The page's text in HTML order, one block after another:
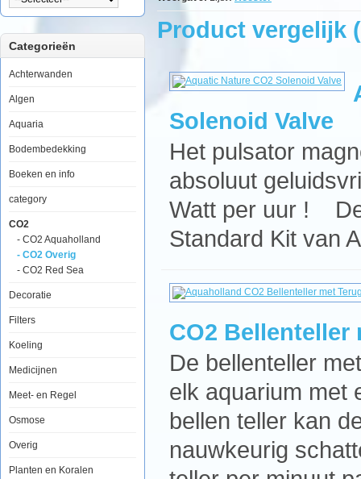
Categorieën
Achterwanden
Algen
Aquaria
Bodembedekking
Boeken en info
category
CO2
- CO2 Aquaholland
- CO2 Overig
- CO2 Red Sea
Decoratie
Filters
Koeling
Medicijnen
Meet- en Regel
Osmose
Overig
Planten en Koralen
Product vergelijk
Solenoid Valve
Het pulsator
absoluut
Watt per uur !
Standard Kit van
CO2 Bellenteller
De bellenteller
elk aquarium met
bellen teller kan
nauwkeurig